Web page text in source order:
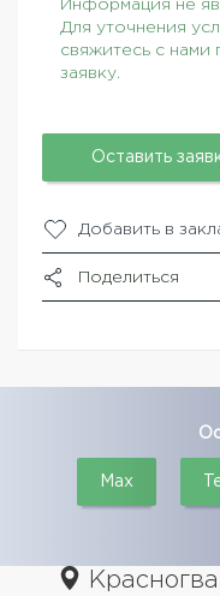
Информация не
Для уточнения
свяжитесь с нами
заявку.
Оставить
Добавить в
Поделиться
Max